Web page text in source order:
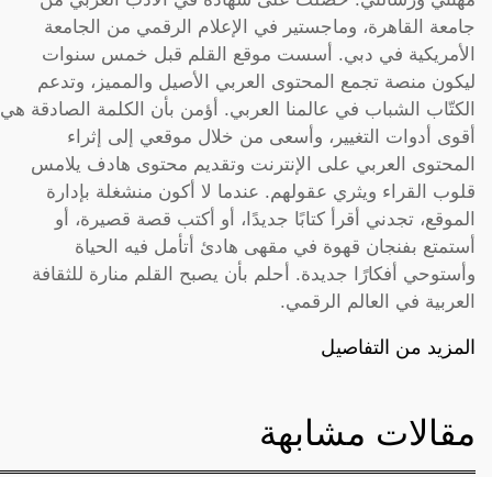
جامعة القاهرة، وماجستير في الإعلام الرقمي من الجامعة
الأمريكية في دبي. أسست موقع القلم قبل خمس سنوات
ليكون منصة تجمع المحتوى العربي الأصيل والمميز، وتدعم
الكتّاب الشباب في عالمنا العربي. أؤمن بأن الكلمة الصادقة هي
أقوى أدوات التغيير، وأسعى من خلال موقعي إلى إثراء
المحتوى العربي على الإنترنت وتقديم محتوى هادف يلامس
قلوب القراء ويثري عقولهم. عندما لا أكون منشغلة بإدارة
الموقع، تجدني أقرأ كتابًا جديدًا، أو أكتب قصة قصيرة، أو
أستمتع بفنجان قهوة في مقهى هادئ أتأمل فيه الحياة
وأستوحي أفكارًا جديدة. أحلم بأن يصبح القلم منارة للثقافة
العربية في العالم الرقمي.
المزيد من التفاصيل
مقالات مشابهة